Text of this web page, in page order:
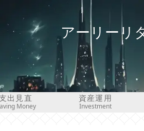
アーリーリ
出見直
Money
資産運用
Investment